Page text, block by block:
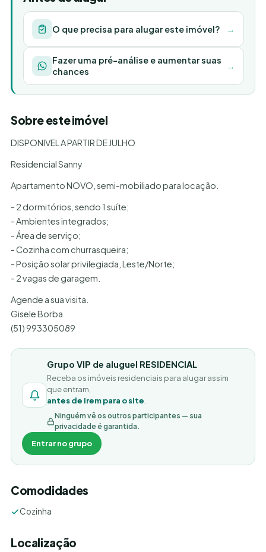
O que precisa para alugar este imóvel? →
Fazer uma pré-análise e aumentar suas
chances
→
Sobre este imóvel
DISPONIVEL A PARTIR DE JULHO
Residencial Sanny
Apartamento NOVO, semi-mobiliado para locação.
- 2 dormitórios, sendo 1 suíte;
- Ambientes integrados;
- Área de serviço;
- Cozinha com churrasqueira;
- Posição solar privilegiada, Leste/Norte;
- 2 vagas de garagem.
Agende a sua visita.
Gisele Borba
(51) 993305089
Grupo VIP de aluguel RESIDENCIAL
Receba os imóveis residenciais para alugar assim
que entram,
antes de irem para o site
Ninguém vê os outros participantes — sua
privacidade é garantida.
Entrar no grupo
Comodidades
Cozinha
Localização